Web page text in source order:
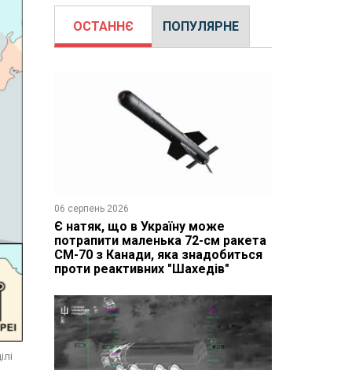
ОСТАННЄ ПОПУЛЯРНЕ
06 серпень 2026
Є натяк, що в Україну може
потрапити маленька 72-см ракета
CM-70 з Канади, яка знадобиться
проти реактивних "Шахедів"